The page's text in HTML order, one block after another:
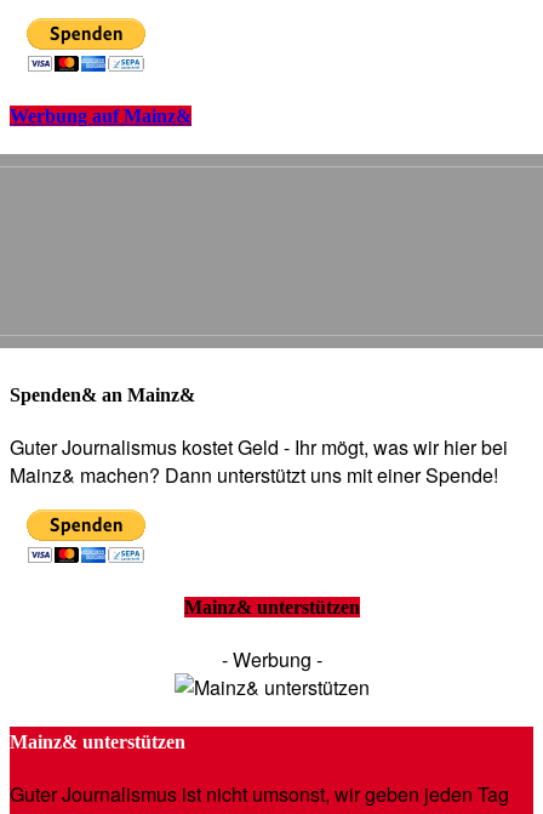
Werbung auf Mainz&
Spenden& an Mainz&
Guter Journalismus kostet Geld - Ihr mögt, was wir hier bei
Mainz& machen? Dann unterstützt uns mit einer Spende!
Mainz& unterstützen
- Werbung -
Mainz& unterstützen
Guter Journalismus ist nicht umsonst, wir geben jeden Tag